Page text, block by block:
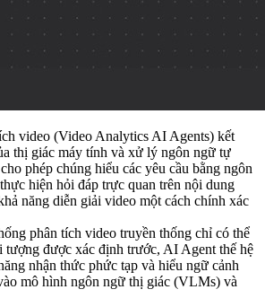
video (Video Analytics AI Agents) kết
thị giác máy tính và xử lý ngôn ngữ tự
phép chúng hiểu các yêu cầu bằng ngôn
hiện hỏi đáp trực quan trên nội dung
năng diễn giải video một cách chính xác
phân tích video truyền thống chỉ có thể
tượng được xác định trước, AI Agent thế hệ
nhận thức phức tạp và hiểu ngữ cảnh
mô hình ngôn ngữ thị giác (VLMs) và